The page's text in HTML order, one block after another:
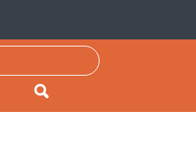
Pesquisar